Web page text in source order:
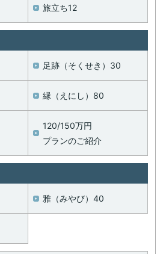
旅立ち12
足跡（そくせき）30
縁（えにし）80
120/150万円
プランのご紹介
雅（みやび）40